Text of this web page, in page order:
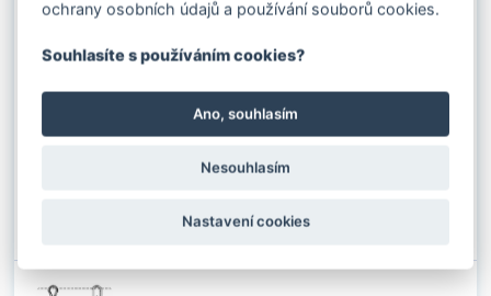
VÁZACÍ OCELOVÉ LANO OKO - HÁK PR.
Kód produktu: 0371120
Stav skladu:Dostupnost 2-3 dny
Nosnost:
342.34 Kč bez DPH / KS
ochrany osobních údajů a používání souborů cookies.
Souhlasíte s používáním cookies?
Ano, souhlasím
Nesouhlasím
Nastavení cookies